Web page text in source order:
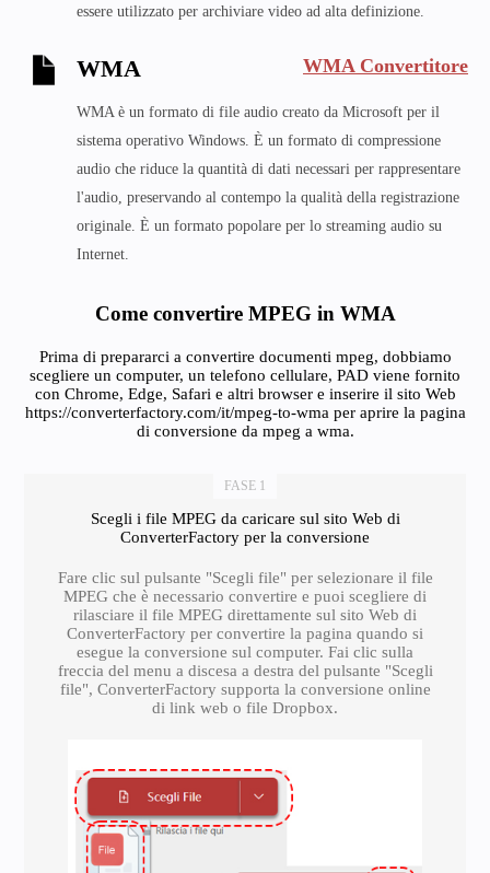
essere utilizzato per archiviare video ad alta definizione.
WMA WMA Convertitore
WMA è un formato di file audio creato da Microsoft per il
sistema operativo Windows. È un formato di compressione
audio che riduce la quantità di dati necessari per rappresentare
l'audio, preservando al contempo la qualità della registrazione
originale. È un formato popolare per lo streaming audio su
Internet.
Come convertire MPEG in WMA
Prima di prepararci a convertire documenti mpeg, dobbiamo
scegliere un computer, un telefono cellulare, PAD viene fornito
con Chrome, Edge, Safari e altri browser e inserire il sito Web
https://converterfactory.com/it/mpeg-to-wma per aprire la pagina
di conversione da mpeg a wma.
FASE 1
Scegli i file MPEG da caricare sul sito Web di
ConverterFactory per la conversione
Fare clic sul pulsante "Scegli file" per selezionare il file
MPEG che è necessario convertire e puoi scegliere di
rilasciare il file MPEG direttamente sul sito Web di
ConverterFactory per convertire la pagina quando si
esegue la conversione sul computer. Fai clic sulla
freccia del menu a discesa a destra del pulsante "Scegli
file", ConverterFactory supporta la conversione online
di link web o file Dropbox.